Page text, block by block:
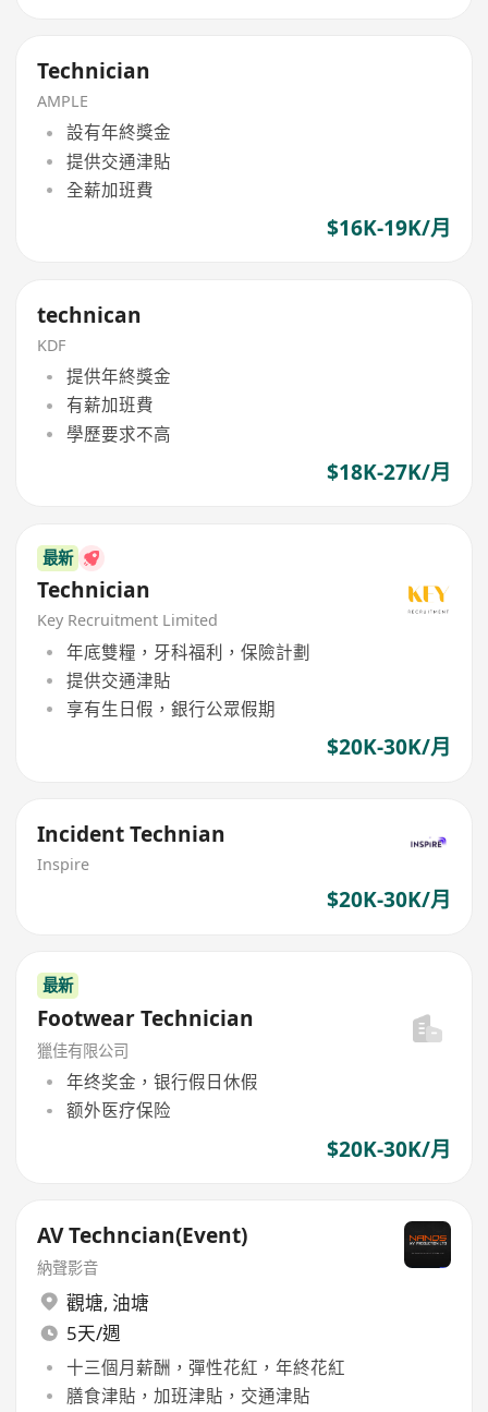
Technician
AMPLE
設有年終獎金
提供交通津貼
全薪加班費
$16K-19K/月
technican
KDF
提供年終獎金
有薪加班費
學歷要求不高
$18K-27K/月
最新
Technician
Key Recruitment Limited
年底雙糧，牙科福利，保險計劃
提供交通津貼
享有生日假，銀行公眾假期
$20K-30K/月
Incident Technian
Inspire
$20K-30K/月
最新
Footwear Technician
獵佳有限公司
年终奖金，银行假日休假
额外医疗保险
$20K-30K/月
AV Techncian(Event)
納聲影音
觀塘, 油塘
5天/週
十三個月薪酬，彈性花紅，年終花紅
膳食津貼，加班津貼，交通津貼